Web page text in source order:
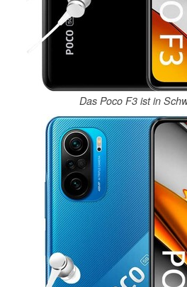
Das Poco F3 ist in